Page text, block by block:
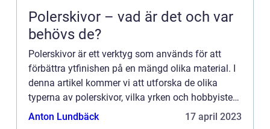
Polerskivor – vad är det och var
behövs de?
Polerskivor är ett verktyg som används för att
förbättra ytfinishen på en mängd olika material. I
denna artikel kommer vi att utforska de olika
typerna av polerskivor, vilka yrken och hobbyister
som har mest nytta ...
Anton Lundbäck 17 april 2023